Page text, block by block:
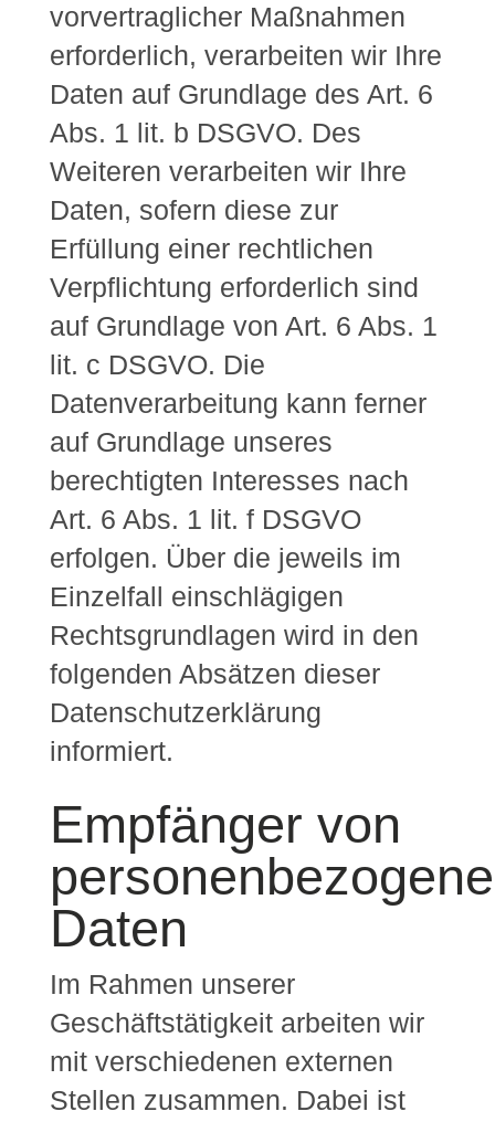
vorvertraglicher Maßnahmen
erforderlich, verarbeiten wir Ihre
Daten auf Grundlage des Art. 6
Abs. 1 lit. b DSGVO. Des
Weiteren verarbeiten wir Ihre
Daten, sofern diese zur
Erfüllung einer rechtlichen
Verpflichtung erforderlich sind
auf Grundlage von Art. 6 Abs. 1
lit. c DSGVO. Die
Datenverarbeitung kann ferner
auf Grundlage unseres
berechtigten Interesses nach
Art. 6 Abs. 1 lit. f DSGVO
erfolgen. Über die jeweils im
Einzelfall einschlägigen
Rechtsgrundlagen wird in den
folgenden Absätzen dieser
Datenschutzerklärung
informiert.
Empfänger von
Daten
Im Rahmen unserer
Geschäftstätigkeit arbeiten wir
mit verschiedenen externen
Stellen zusammen. Dabei ist